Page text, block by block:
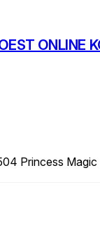
ONLINE
Princess